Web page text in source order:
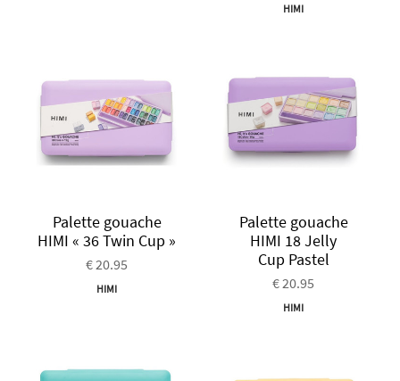
HIMI
Palette gouache
HIMI « 36 Twin Cup »
€ 20.95
HIMI
Palette gouache
HIMI 18 Jelly
Cup Pastel
€ 20.95
HIMI